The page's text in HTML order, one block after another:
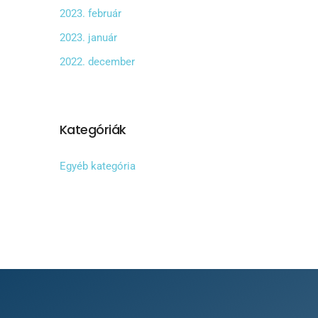
2023. február
2023. január
2022. december
Kategóriák
Egyéb kategória